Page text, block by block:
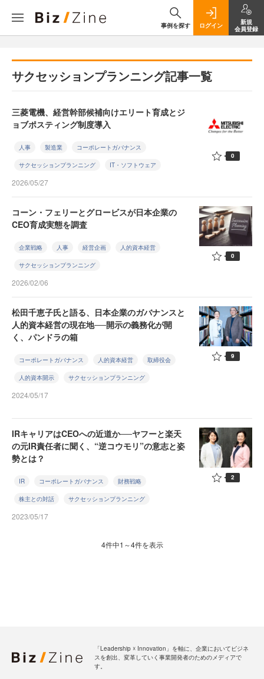
事例を探す ログイン
新規
会員登録
サクセッションプランニング記事一覧
三菱電機、経営幹部候補向けエリート育成とジ
ョブポスティング制度導入
人事 製造業 コーポレートガバナンス
サクセッションプランニング IT・ソフトウェア
2026/05/27
0
コーン・フェリーとグロービスが日本企業の
CEO育成実態を調査
企業戦略 人事 経営企画 人的資本経営
サクセッションプランニング
2026/02/06
0
松田千恵子氏と語る、日本企業のガバナンスと
人的資本経営の現在地──開示の義務化が開
く、パンドラの箱
コーポレートガバナンス 人的資本経営 取締役会
人的資本開示 サクセッションプランニング
2024/05/17
9
IRキャリアはCEOへの近道か──ヤフーと楽天
の元IR責任者に聞く、“逆コウモリ”の意志と姿
勢とは？
IR コーポレートガバナンス 財務戦略
株主との対話 サクセッションプランニング
2023/05/17
2
4件中1～4件を表示
「Leadership ☓ Innovation」を軸に、企業においてビジネ
スを創出、変革していく事業開発者のためのメディアで
す。